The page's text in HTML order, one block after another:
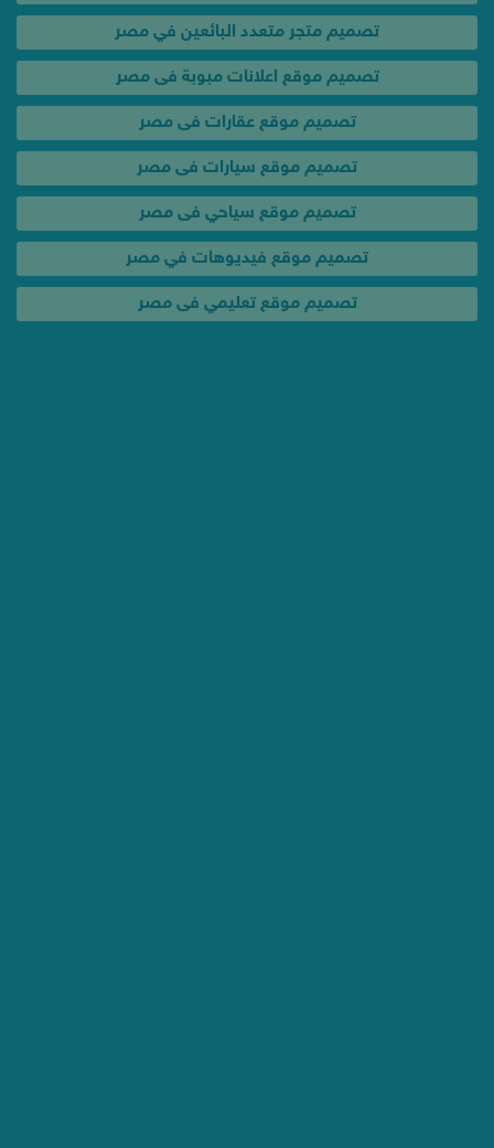
تصميم موقع سيارات فى مصر
تصميم موقع سياحي فى مصر
تصميم موقع فيديوهات في مصر
تصميم موقع تعليمي فى مصر